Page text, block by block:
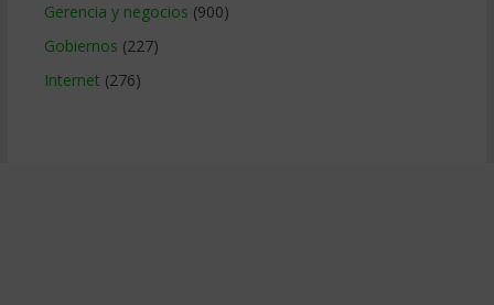
Gerencia y negocios (900)
Gobiernos (227)
Internet (276)